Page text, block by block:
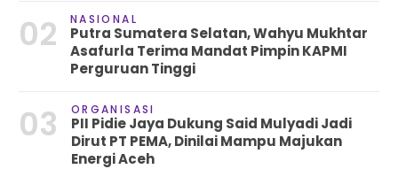
02 NASIONAL
Putra Sumatera Selatan, Wahyu Mukhtar
Asafurla Terima Mandat Pimpin KAPMI
Perguruan Tinggi
03 ORGANISASI
PII Pidie Jaya Dukung Said Mulyadi Jadi
Dirut PT PEMA, Dinilai Mampu Majukan
Energi Aceh